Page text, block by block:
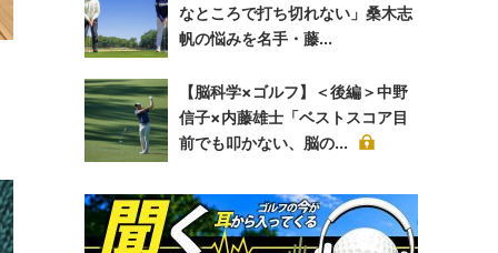
なところで打ち切れない」桑木志
帆の悩みを名手・藤...
【脳科学×ゴルフ】＜後編＞中野
信子×内藤雄士「ベストスコア目
前でも叩かない、脳の...